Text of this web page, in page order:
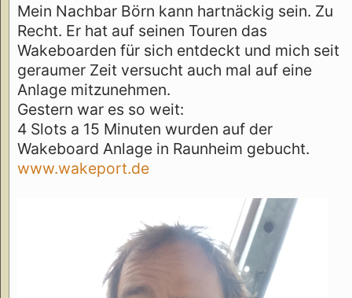
Mein Nachbar Börn kann hartnäckig sein. Zu
Recht. Er hat auf seinen Touren das
Wakeboarden für sich entdeckt und mich seit
geraumer Zeit versucht auch mal auf eine
Anlage mitzunehmen.
Gestern war es so weit:
4 Slots a 15 Minuten wurden auf der
Wakeboard Anlage in Raunheim gebucht.
www.wakeport.de